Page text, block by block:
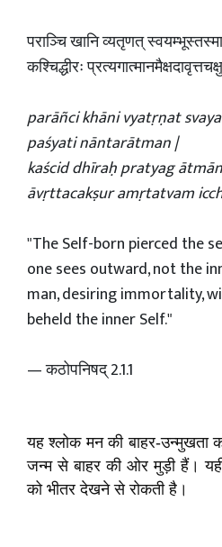
पराञ्चि खानि व्यतृणत्
कश्चिद्धीरः
parāñci khāni vyatṛṇat
paśyati nāntarātman |
kaścid dhīraḥ pratyag
āvṛttacakṣur amṛtatvam
"The Self-born pierced the
one sees outward, not the
man, desiring immortality,
beheld the inner Self."
— कठोपनिषद् 2.1.1
यह श्लोक मन की बाहर-उन्मुखता
जन्म से बाहर की ओर मुड़ी हैं।
को भीतर देखने से रोकती है।